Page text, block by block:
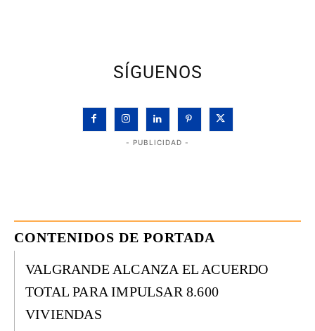
SÍGUENOS
- PUBLICIDAD -
CONTENIDOS DE PORTADA
VALGRANDE ALCANZA EL ACUERDO
TOTAL PARA IMPULSAR 8.600
VIVIENDAS